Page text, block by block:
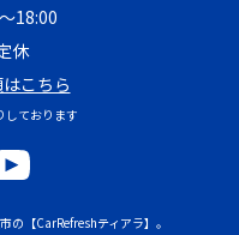
18:00
休
こちら
ております
の【CarRefreshティアラ】。